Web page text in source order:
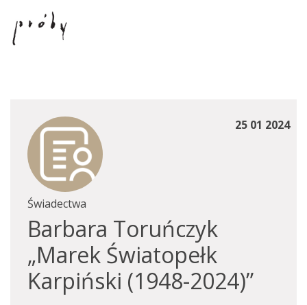
25 01 2024
Świadectwa
Barbara Toruńczyk
„Marek Światopełk
Karpiński (1948-2024)”